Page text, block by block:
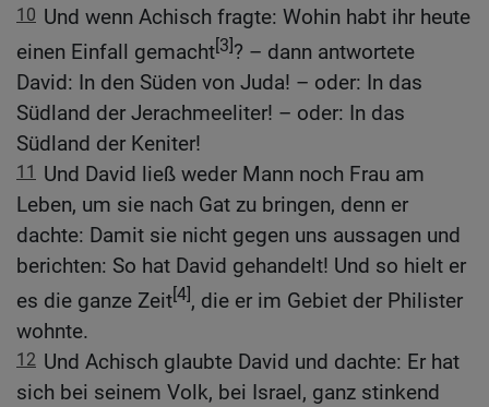
10 Und wenn Achisch fragte: Wohin habt ihr heute
einen Einfall gemacht[3]? – dann antwortete
David: In den Süden von Juda! – oder: In das
Südland der Jerachmeeliter! – oder: In das
Südland der Keniter!
11 Und David ließ weder Mann noch Frau am
Leben, um sie nach Gat zu bringen, denn er
dachte: Damit sie nicht gegen uns aussagen und
berichten: So hat David gehandelt! Und so hielt er
es die ganze Zeit[4], die er im Gebiet der Philister
wohnte.
12 Und Achisch glaubte David und dachte: Er hat
sich bei seinem Volk, bei Israel, ganz stinkend